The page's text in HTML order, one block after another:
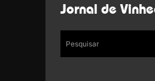
Jornal de
Pesquisar